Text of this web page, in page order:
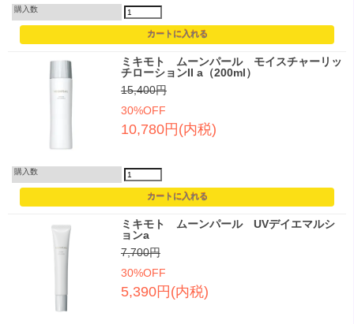
購入数
ミキモト ムーンパール モイスチャーリッ
チローションII a（200ml）
15,400円
30%OFF
10,780円(内税)
購入数
ミキモト ムーンパール UVデイエマルシ
ョンa
7,700円
30%OFF
5,390円(内税)